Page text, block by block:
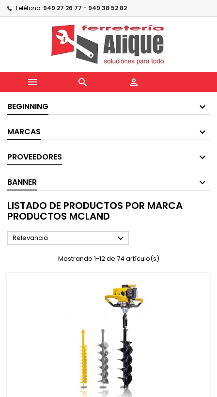
Teléfono: 949 27 26 77 - 949 38 52 82
  
BEGINNING
MARCAS
PROVEEDORES
BANNER
LISTADO DE PRODUCTOS POR MARCA
PRODUCTOS MCLAND
Relevancia 
Mostrando 1-12 de 74 artículo(s)